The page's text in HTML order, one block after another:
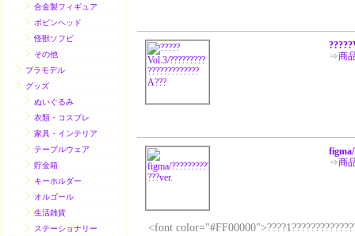
合金製フィギュア
ボビンヘッド
怪獣ソフビ
その他
プラモデル
グッズ
ぬいぐるみ
衣類・コスプレ
家具・インテリア
テーブルウェア
貯金箱
キーホルダー
オルゴール
生活雑貨
ステーショナリー
⇒商
figma/
⇒商
<font